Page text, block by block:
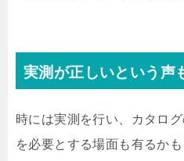
実測が正しいという声
時には実測を行い、カタロ
を必要とする場面も有るかも